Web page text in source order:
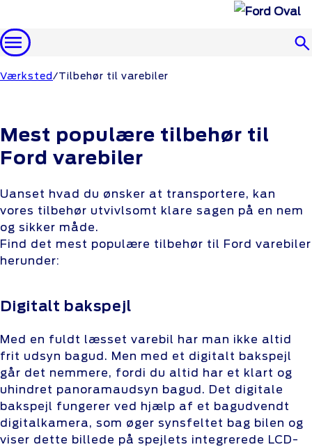
Menu
Værksted Tilbehør til varebiler
Mest populære tilbehør til
Ford varebiler
Uanset hvad du ønsker at transportere, kan
vores tilbehør utvivlsomt klare sagen på en nem
og sikker måde.
Find det mest populære tilbehør til Ford varebiler
herunder:
Digitalt bakspejl
Med en fuldt læsset varebil har man ikke altid
frit udsyn bagud. Men med et digitalt bakspejl
går det nemmere, fordi du altid har et klart og
uhindret panoramaudsyn bagud. Det digitale
bakspejl fungerer ved hjælp af et bagudvendt
digitalkamera, som øger synsfeltet bag bilen og
viser dette billede på spejlets integrerede LCD-